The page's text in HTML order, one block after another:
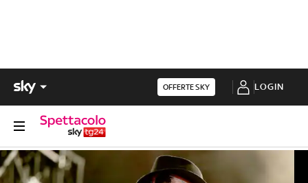
OFFERTE SKY LOGIN